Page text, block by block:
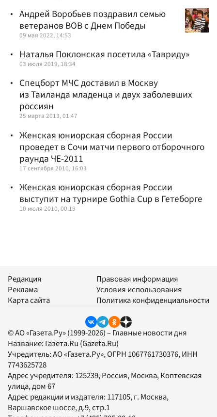
Андрей Воробьев поздравил семью
ветеранов ВОВ с Днем Победы
09 мая 2022, 14:53
Наталья Поклонская посетила «Тавриду»
03 июля 2019, 18:34
Спецборт МЧС доставил в Москву
из Таиланда младенца и двух заболевших
россиян
25 марта 2013, 01:47
Женская юниорская сборная России
проведет в Сочи матчи первого отборочного
раунда ЧЕ-2011
17 сентября 2010, 16:03
Женская юниорская сборная России
выступит на турнире Gothia Cup в Гетеборге
10 июля 2010, 00:19
Редакция
Реклама
Карта сайта
Правовая информация
Условия использования
Политика конфиденциальности
© АО «Газета.Ру» (1999-2026) – Главные новости дня
Название: Газета.Ru (Gazeta.Ru)
Учредитель:АО «Газета.Ру», ОГРН 1067761730376, ИНН
7743625728
Адрес учредителя: 125239, Россия, Москва, Коптевская
улица, дом 67
Адрес редакции и издателя: 117105, г. Москва,
Варшавское шоссе, д.9, стр.1